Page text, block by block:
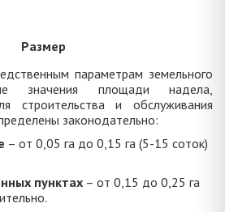
Размер
параметрам земельного
значения площади надела,
строительства и обслуживания
законодательно:
– от 0,05 га до 0,15 га (5-15 соток)
пунктах – от 0,15 до 0,25 га